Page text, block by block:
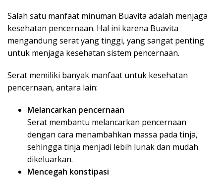
Salah satu manfaat minuman Buavita adalah menjaga
kesehatan pencernaan. Hal ini karena Buavita
mengandung serat yang tinggi, yang sangat penting
untuk menjaga kesehatan sistem pencernaan.
Serat memiliki banyak manfaat untuk kesehatan
pencernaan, antara lain:
Melancarkan pencernaan
Serat membantu melancarkan pencernaan
dengan cara menambahkan massa pada tinja,
sehingga tinja menjadi lebih lunak dan mudah
dikeluarkan.
Mencegah konstipasi